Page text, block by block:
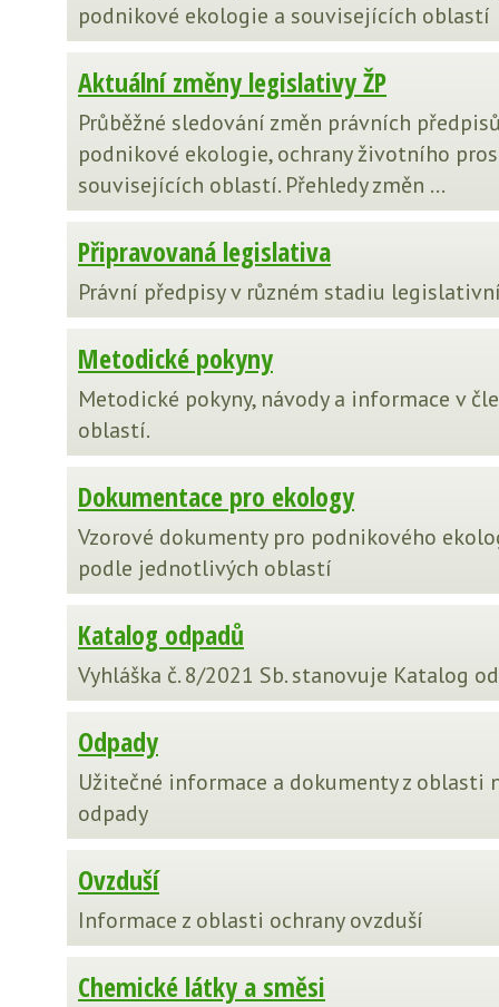
podnikové ekologie a souvisejících oblastí
Aktuální změny legislativy ŽP
Průběžné sledování změn právních
podnikové ekologie, ochrany životního
souvisejících oblastí. Přehledy změn ...
Připravovaná legislativa
Právní předpisy v různém stadiu
Metodické pokyny
Metodické pokyny, návody a informace v
oblastí.
Dokumentace pro ekology
Vzorové dokumenty pro podnikového
podle jednotlivých oblastí
Katalog odpadů
Vyhláška č. 8/2021 Sb. stanovuje Katalog
Odpady
Užitečné informace a dokumenty z oblasti
odpady
Ovzduší
Informace z oblasti ochrany ovzduší
Chemické látky a směsi